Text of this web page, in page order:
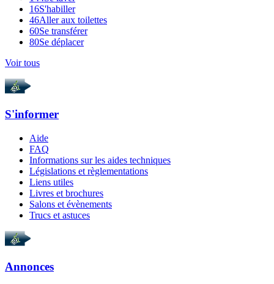
16S'habiller
46Aller aux toilettes
60Se transférer
80Se déplacer
Voir tous
S'informer
Aide
FAQ
Informations sur les aides techniques
Législations et règlementations
Liens utiles
Livres et brochures
Salons et évènements
Trucs et astuces
Annonces